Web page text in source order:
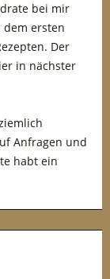
bei mir
dem ersten
Der
in nächster
Anfragen und
habt ein